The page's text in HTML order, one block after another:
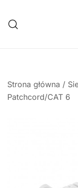
treści
Strona główna /
Patchcord/CAT 6